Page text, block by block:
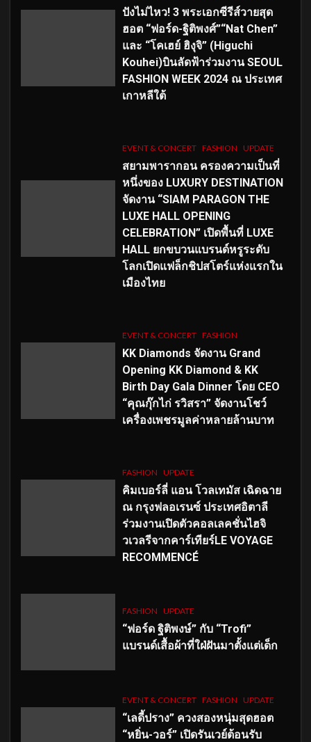
ปังไม่ไหว! 3 พระเอกซีรีส์วายสุด
ฮอต “ฟอร์ด-ฐิติพงศ์”“Nat Chen”
และ “โคเฮย์ ฮิงุจิ” (Higuchi
Kouhei)บินลัดฟ้าร่วมงาน SEOUL
FASHION WEEK 2024 ณ ประเทศ
เกาหลีใต้
EVENT & CONCERT FASHION UPDATE
สยามพารากอน ครองความเป็นที่
หนึ่งของ LUXURY DESTINATION
จัดงาน “SIAM PARAGON THE
LUXE HALL OPENING
CELEBRATION” เปิดพื้นที่ LUXE
HALL ยกขบวนแบรนด์หรูระดับ
โลกเปิดแฟล็กชิปสโตร์แห่งแรกใน
เมืองไทย
EVENT & CONCERT FASHION
KK Diamonds จัดงาน Grand
Opening KK Diamond & KK
Birth Day Gala Dinner โดย CEO
“คุณกุ๊กไก่ รวิสรา” จัดงานโชว์
เครื่องเพชรมูลค่าหลายล้านบาท
FASHION UPDATE
คิมเบอร์ลี่ แอน โวลเทมัส เฉิดฉาย
ณ กรุงฟลอเรนซ์ ประเทศอิตาลี
ร่วมงานเปิดตัวคอลเลคชั่นไฮจิ
วเวลรีจากคาร์เทียร์LE VOYAGE
RECOMMENCÉ
FASHION UPDATE
“ฟอร์ด ฐิติพงษ์” กับ “Trofi”
แบรนด์เสื้อผ้าที่ใฝ่ฝันมาตั้งแต่เด็ก
EVENT & CONCERT FASHION UPDATE
“เลดี้ปราง” ควงสองหนุ่มสุดฮอต
“หยิ่น-วอร์” เปิดรันเวย์ต้อนรับ